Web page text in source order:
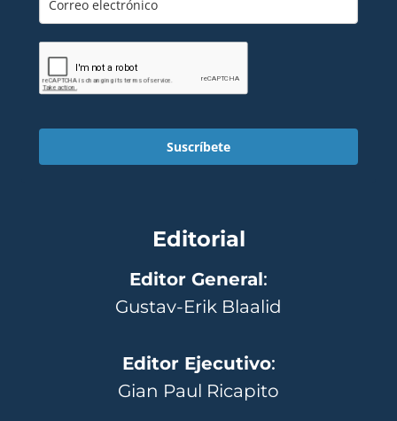
Suscríbete
Editorial
Editor General:
Gustav-Erik Blaalid
Editor Ejecutivo:
Gian Paul Ricapito